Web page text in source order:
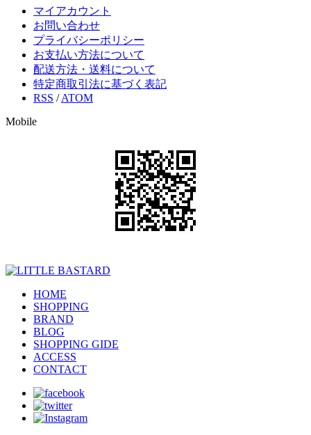
マイアカウント
お問い合わせ
プライバシーポリシー
お支払い方法について
配送方法・送料について
特定商取引法に基づく表記
RSS /ATOM
Mobile
HOME
SHOPPING
BRAND
BLOG
SHOPPING GIDE
ACCESS
CONTACT